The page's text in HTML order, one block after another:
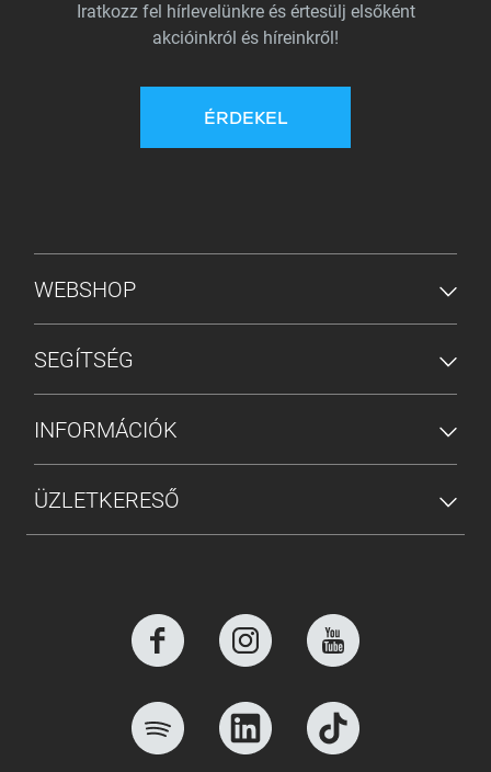
Iratkozz fel hírlevelünkre és értesülj elsőként
akcióinkról és híreinkről!
ÉRDEKEL
ALSÓ MENÜ
WEBSHOP
SEGÍTSÉG
INFORMÁCIÓK
ÜZLETKERESŐ